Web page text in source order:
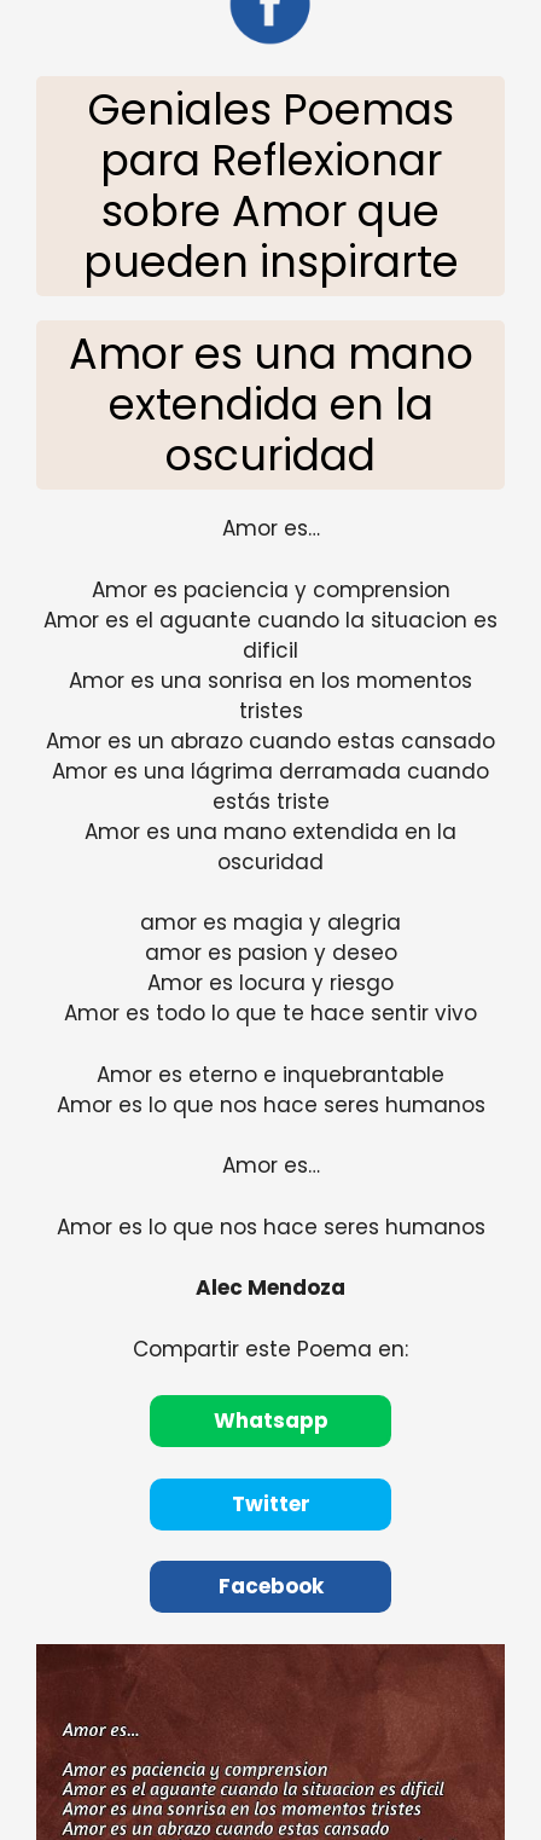
Geniales Poemas
para Reflexionar
sobre Amor que
pueden inspirarte
Amor es una mano
extendida en la
oscuridad
Amor es…
Amor es paciencia y comprension
Amor es el aguante cuando la situacion es
dificil
Amor es una sonrisa en los momentos
tristes
Amor es un abrazo cuando estas cansado
Amor es una lágrima derramada cuando
estás triste
Amor es una mano extendida en la
oscuridad
amor es magia y alegria
amor es pasion y deseo
Amor es locura y riesgo
Amor es todo lo que te hace sentir vivo
Amor es eterno e inquebrantable
Amor es lo que nos hace seres humanos
Amor es…
Amor es lo que nos hace seres humanos
Alec Mendoza
Compartir este Poema en:
Whatsapp
Twitter
Facebook